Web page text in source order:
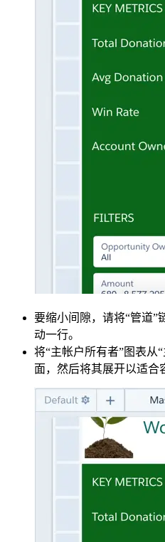
要缩小间隙，请将“管道”
动一行。
将“主帐户所有者”图表从
面，然后将其展开以适合